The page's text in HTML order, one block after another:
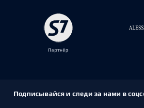
Партнёр
Подписывайся и следи за нами в